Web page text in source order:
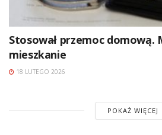
Stosował przemoc domową.
mieszkanie
18 LUTEGO 2026
POKAŻ WIĘCEJ